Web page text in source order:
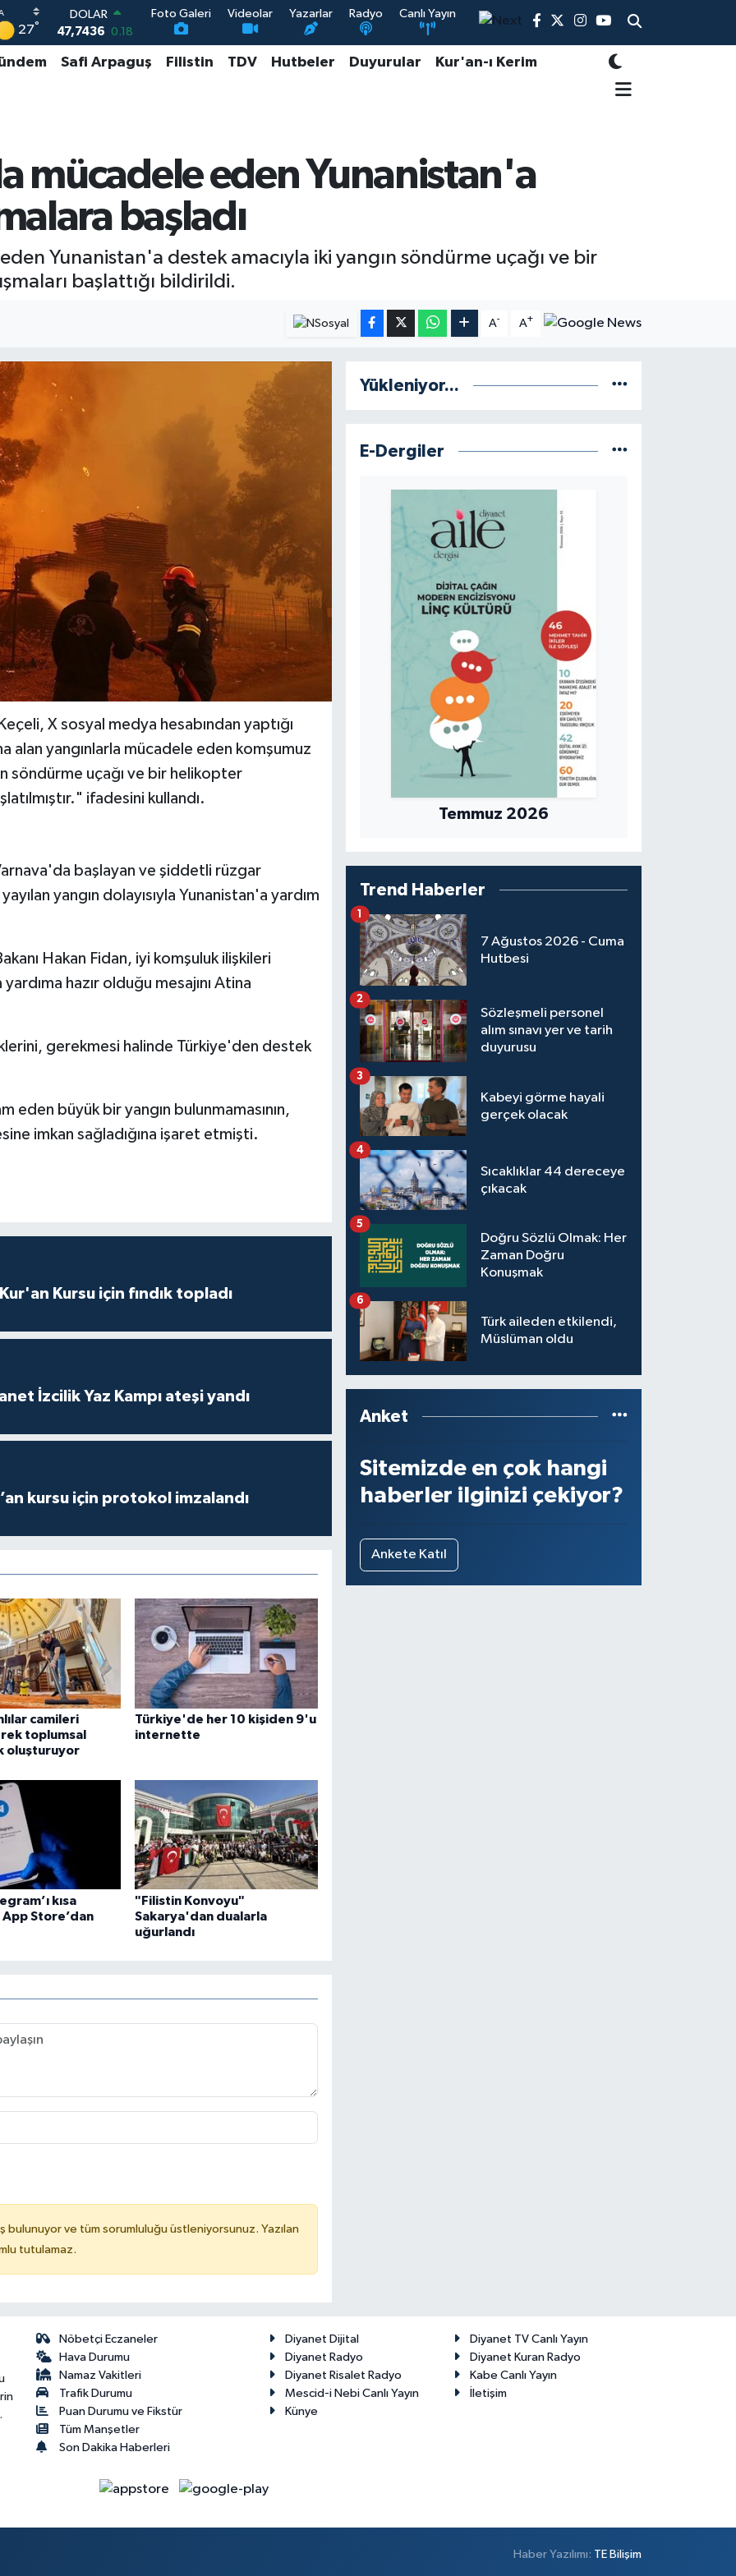
27°
DOLAR
47,7436 0.18
EURO
55,2510 0.32
13.779 -14
Foto Galeri Videolar Yazarlar Radyo Canlı Yayın
Safi Arpaguş Filistin TDV Hutbeler Duyurular Kur'an-ı Kerim
mücadele eden Yunanistan'a
başladı
Yunanistan'a destek amacıyla iki yangın söndürme uçağı ve bir
başlattığı bildirildi.
A- A+
X sosyal medya hesabından yaptığı
alan yangınlarla mücadele eden komşumuz
söndürme uçağı ve bir helikopter
ifadesini kullandı.
başlayan ve şiddetli rüzgar
yangın dolayısıyla Yunanistan'a yardım
Hakan Fidan, iyi komşuluk ilişkileri
hazır olduğu mesajını Atina
gerekmesi halinde Türkiye'den destek
eden büyük bir yangın bulunmamasının,
imkan sağladığına işaret etmişti.
Kursu için fındık topladı
İzcilik Yaz Kampı ateşi yandı
kursu için protokol imzalandı
camileri
toplumsal
oluşturuyor
Türkiye'de her 10 kişiden 9'u
internette
kısa
Store’dan
"Filistin Konvoyu"
Sakarya'dan dualarla
uğurlandı
bulunuyor ve tüm sorumluluğu üstleniyorsunuz. Yazılan
tutulamaz.
Yükleniyor...
E-Dergiler
Temmuz 2026
Trend Haberler
7 Ağustos 2026 - Cuma
Hutbesi
1
Sözleşmeli personel
alım sınavı yer ve tarih
duyurusu
2
Kabeyi görme hayali
gerçek olacak
3
Sıcaklıklar 44 dereceye
çıkacak
4
Doğru Sözlü Olmak: Her
Zaman Doğru
Konuşmak
5
Türk aileden etkilendi,
Müslüman oldu
6
Anket
Sitemizde en çok hangi
haberler ilginizi çekiyor?
Ankete Katıl
Nöbetçi Eczaneler
Hava Durumu
Namaz Vakitleri
Trafik Durumu
Puan Durumu ve Fikstür
Tüm Manşetler
Son Dakika Haberleri
Diyanet Dijital
Diyanet TV Canlı Yayın
Diyanet Radyo
Diyanet Kuran Radyo
Diyanet Risalet Radyo
Kabe Canlı Yayın
Mescid-i Nebi Canlı Yayın
İletişim
Künye
Haber Yazılımı: TE Bilişim